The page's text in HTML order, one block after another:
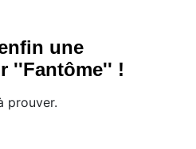
une
''Fantôme'' !
prouver.